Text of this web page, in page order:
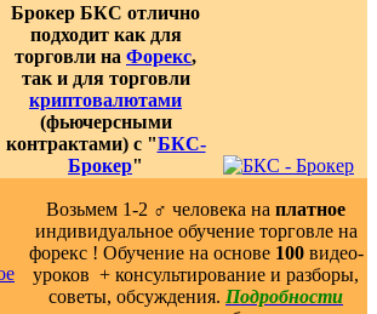
Брокер БКС отлично
подходит как для
торговли на Форекс,
так и для торговли
криптовалютами
(фьючерсными
контрактами) с "БКС-
Брокер"
Возьмем 1-2 ‍♂️ человека на платное
индивидуальное обучение торговле на
форекс ! Обучение на основе 100видео-
уроков ️ + консультирование и разборы,
советы, обсуждения. Подробности